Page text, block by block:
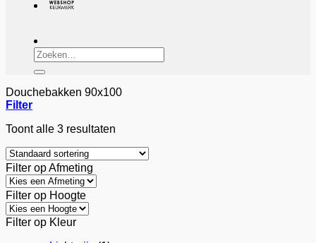
Zoeken
naar:
Douchebakken 90x100
Filter
Toont alle 3 resultaten
Filter op Afmeting
Filter op Hoogte
Filter op Kleur